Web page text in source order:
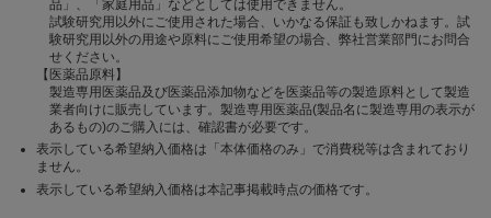
品」、「家庭用品」などとしては使用できません。
試験研究用以外にご使用された場合、いかなる保証も致しかねます。試
験研究用以外の用途や原料にご使用希望の場合、弊社営業部門にお問合
せください。
【医薬品原料】
製造専用医薬品及び医薬品添加物などを医薬品等の製造原料として製造
業者向けに販売しています。製造専用医薬品(製品名に製造専用の表示が
あるもの)のご購入には、確認書が必要です。
表示している希望納入価格は「本体価格のみ」で消費税等は含まれており
ません。
表示している希望納入価格は本記事掲載時点の価格です。